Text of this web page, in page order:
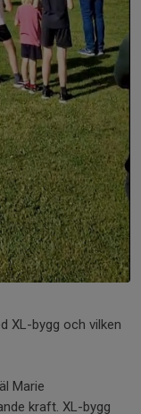
XL-bygg och vilken
Marie
kraft. XL-bygg